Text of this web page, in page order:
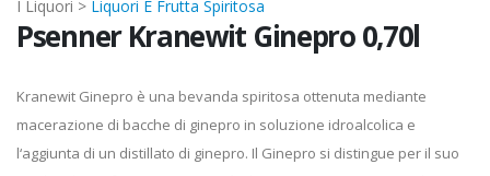
I Liquori > Liquori E Frutta Spiritosa
Psenner Kranewit Ginepro 0,70l
Kranewit Ginepro è una bevanda spiritosa ottenuta mediante
macerazione di bacche di ginepro in soluzione idroalcolica e
l‘aggiunta di un distillato di ginepro. Il Ginepro si distingue per il suo